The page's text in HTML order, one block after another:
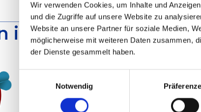
Wir verwenden Cookies, um Inhalte und
und die Zugriffe auf unsere Website zu
Website an unsere Partner für soziale Medien,
möglicherweise mit weiteren Daten zusammen,
der Dienste gesammelt haben.
Notwendig
in the last percent
There is a
Many